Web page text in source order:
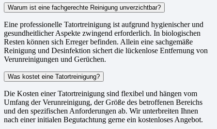
Warum ist eine fachgerechte Reinigung unverzichtbar?
Eine professionelle Tatortreinigung ist aufgrund hygienischer und
gesundheitlicher Aspekte zwingend erforderlich. In biologischen
Resten können sich Erreger befinden. Allein eine sachgemäße
Reinigung und Desinfektion sichert die lückenlose Entfernung von
Verunreinigungen und Gerüchen.
Was kostet eine Tatortreinigung?
Die Kosten einer Tatortreinigung sind flexibel und hängen vom
Umfang der Verunreinigung, der Größe des betroffenen Bereichs
und den spezifischen Anforderungen ab. Wir unterbreiten Ihnen
nach einer initialen Begutachtung gerne ein kostenloses Angebot.